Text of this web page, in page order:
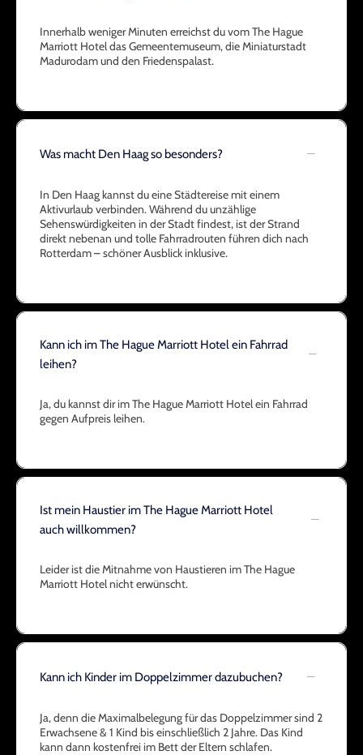
Innerhalb weniger Minuten erreichst du vom The Hague
Marriott Hotel das Gemeentemuseum, die Miniaturstadt
Madurodam und den Friedenspalast.
Was macht Den Haag so besonders?
In Den Haag kannst du eine Städtereise mit einem
Aktivurlaub verbinden. Während du unzählige
Sehenswürdigkeiten in der Stadt findest, ist der Strand
direkt nebenan und tolle Fahrradrouten führen dich nach
Rotterdam – schöner Ausblick inklusive.
Kann ich im The Hague Marriott Hotel ein Fahrrad
leihen?
Ja, du kannst dir im The Hague Marriott Hotel ein Fahrrad
gegen Aufpreis leihen.
Ist mein Haustier im The Hague Marriott Hotel
auch willkommen?
Leider ist die Mitnahme von Haustieren im The Hague
Marriott Hotel nicht erwünscht.
Kann ich Kinder im Doppelzimmer dazubuchen?
Ja, denn die Maximalbelegung für das Doppelzimmer sind 2
Erwachsene & 1 Kind bis einschließlich 2 Jahre. Das Kind
kann dann kostenfrei im Bett der Eltern schlafen.